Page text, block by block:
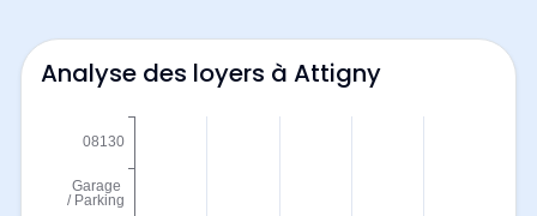
Analyse des loyers à Attigny